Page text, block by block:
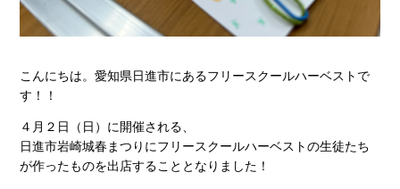
こんにちは。愛知県日進市にあるフリースクールハーベストで
す！！
４月２日（日）に開催される、
日進市岩崎城春まつりにフリースクールハーベストの生徒たち
が作ったものを出店することとなりました！